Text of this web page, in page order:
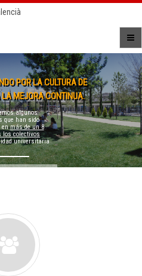
POR LA CULTURA DE
MEJORA CONTINUA.
algunos
que han sido
enmás de un 8
los colectivos
universitaria